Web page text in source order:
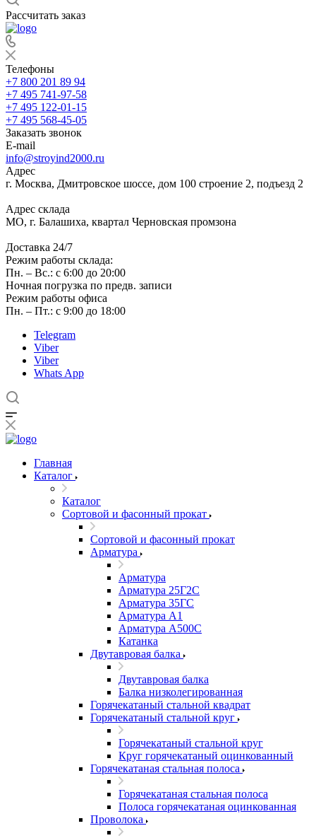
Рассчитать заказ
Телефоны
+7 800 201 89 94
+7 495 741-97-58
+7 495 122-01-15
+7 495 568-45-05
Заказать звонок
E-mail
info@stroyind2000.ru
Адрес
г. Москва, Дмитровское шоссе, дом 100 строение 2, подъезд 2
Адрес склада
МО, г. Балашиха, квартал Черновская промзона
Доставка 24/7
Режим работы склада:
Пн. – Вс.: с 6:00 до 20:00
Ночная погрузка по предв. записи
Режим работы офиса
Пн. – Пт.: с 9:00 до 18:00
Telegram
Viber
Viber
Whats App
Главная
Каталог
Каталог
Сортовой и фасонный прокат
Сортовой и фасонный прокат
Арматура
Арматура
Арматура 25Г2С
Арматура 35ГС
Арматура А1
Арматура А500С
Катанка
Двутавровая балка
Двутавровая балка
Балка низколегированная
Горячекатаный стальной квадрат
Горячекатаный стальной круг
Горячекатаный стальной круг
Круг горячекатаный оцинкованный
Горячекатаная стальная полоса
Горячекатаная стальная полоса
Полоса горячекатаная оцинкованная
Проволока